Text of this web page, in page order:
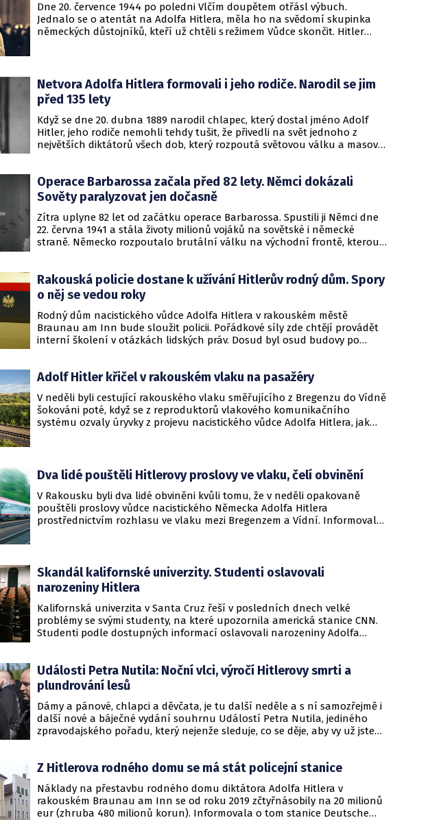
Dne 20. července 1944 po poledni Vlčím doupětem otřásl výbuch.
Jednalo se o atentát na Adolfa Hitlera, měla ho na svědomí skupinka
německých důstojníků, kteří už chtěli s režimem Vůdce skončit. Hitler
Netvora Adolfa Hitlera formovali i jeho rodiče. Narodil se jim
před 135 lety
Když se dne 20. dubna 1889 narodil chlapec, který dostal jméno Adolf
Hitler, jeho rodiče nemohli tehdy tušit, že přivedli na svět jednoho z
největších diktátorů všech dob, který rozpoutá světovou válku a masové
Operace Barbarossa začala před 82 lety. Němci dokázali
Sověty paralyzovat jen dočasně
Zítra uplyne 82 let od začátku operace Barbarossa. Spustili ji Němci dne
22. června 1941 a stála životy milionů vojáků na sovětské i německé
straně. Německo rozpoutalo brutální válku na východní frontě, kterou
Rakouská policie dostane k užívání Hitlerův rodný dům. Spory
o něj se vedou roky
Rodný dům nacistického vůdce Adolfa Hitlera v rakouském městě
Braunau am Inn bude sloužit policii. Pořádkové síly zde chtějí provádět
interní školení v otázkách lidských práv. Dosud byl osud budovy po
Adolf Hitler křičel v rakouském vlaku na pasažéry
V neděli byli cestující rakouského vlaku směřujícího z Bregenzu do Vídně
šokováni poté, když se z reproduktorů vlakového komunikačního
systému ozvaly úryvky z projevu nacistického vůdce Adolfa Hitlera, jak
Dva lidé pouštěli Hitlerovy proslovy ve vlaku, čelí obvinění
V Rakousku byli dva lidé obviněni kvůli tomu, že v neděli opakovaně
pouštěli proslovy vůdce nacistického Německa Adolfa Hitlera
prostřednictvím rozhlasu ve vlaku mezi Bregenzem a Vídní. Informovala
Skandál kalifornské univerzity. Studenti oslavovali
narozeniny Hitlera
Kalifornská univerzita v Santa Cruz řeší v posledních dnech velké
problémy se svými studenty, na které upozornila americká stanice CNN.
Studenti podle dostupných informací oslavovali narozeniny Adolfa
Události Petra Nutila: Noční vlci, výročí Hitlerovy smrti a
plundrování lesů
Dámy a pánové, chlapci a děvčata, je tu další neděle a s ní samozřejmě i
další nové a báječné vydání souhrnu Událostí Petra Nutila, jediného
zpravodajského pořadu, který nejenže sleduje, co se děje, aby vy už jste
Prostřeno. A to se vyplatí. Tak pojďme na to.
Z Hitlerova rodného domu se má stát policejní stanice
Náklady na přestavbu rodného domu diktátora Adolfa Hitlera v
rakouském Braunau am Inn se od roku 2019 zčtyřnásobily na 20 milionů
eur (zhruba 480 milionů korun). Informovala o tom stanice Deutsche